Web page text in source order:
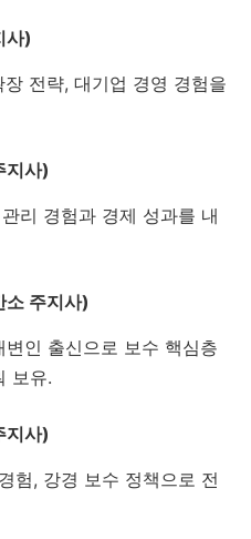
사)
장 전략, 대기업 경영 경험을
지사)
리 경험과 경제 성과를 내
소 주지사)
변인 출신으로 보수 핵심층
보유.
지사)
험, 강경 보수 정책으로 전